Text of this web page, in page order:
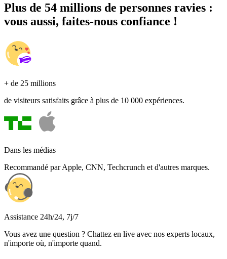
Plus de 54 millions de personnes ravies :
vous aussi, faites-nous confiance !
+ de 25 millions
de visiteurs satisfaits grâce à plus de 10 000 expériences.
Dans les médias
Recommandé par Apple, CNN, Techcrunch et d'autres marques.
Assistance 24h/24, 7j/7
Vous avez une question ? Chattez en live avec nos experts locaux,
n'importe où, n'importe quand.